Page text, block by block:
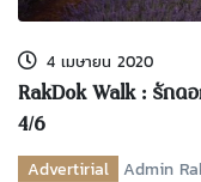
4 เมษายน 2020
RakDok Walk : รักด
4/6
Advertirial Admin